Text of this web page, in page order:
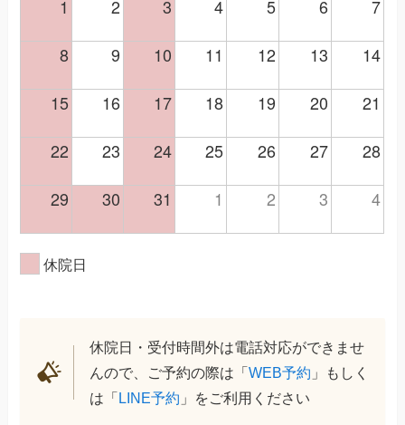
1 2 3 4 5 6 7
8 9 10 11 12 13 14
15 16 17 18 19 20 21
22 23 24 25 26 27 28
29 30 31 1 2 3 4
休院日
休院日・受付時間外は電話対応ができませ
んので、ご予約の際は「WEB予約 」もしく
は「LINE予約 」をご利用ください